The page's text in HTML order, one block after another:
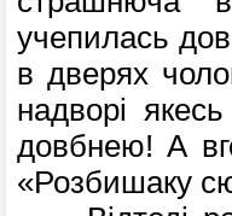
учепилась
в дверях
надворі
довбнею! А
«Розбишаку